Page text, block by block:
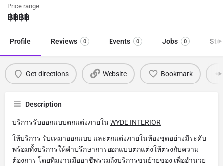
Price range
฿฿฿฿
Profile Reviews 0 Events 0 Jobs 0
Get directions Website Bookmark
Description
บริการรับออกแบบตกแต่งภายในWYDE INTERIOR
ให้บริการ รับเหมาออกแบบ และตกแต่งภายในห้องชุดอย่างมีระดับ
พร้อมทั้งบริการให้คำปรึกษาการออกแบบตกแต่งให้ตรงกับความ
ต้องการ โดยทีมงานมืออาชีพรวมถึงบริการขนย้ายของ เพื่ออำนวย